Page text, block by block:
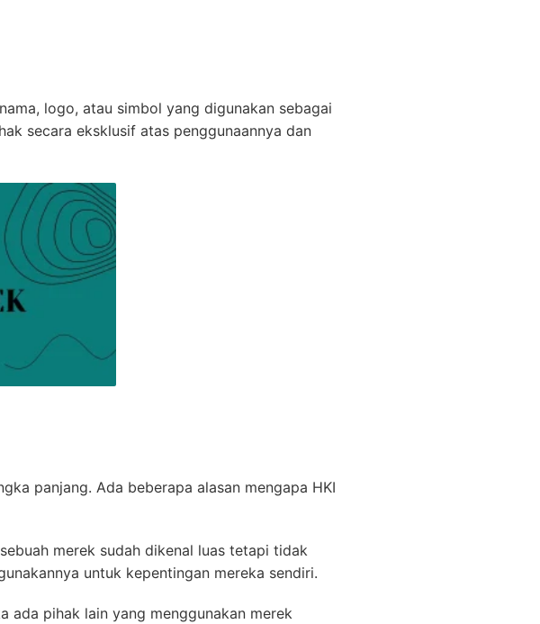
logo, atau simbol yang digunakan sebagai
secara eksklusif atas penggunaannya dan
panjang. Ada beberapa alasan mengapa HKI
merek sudah dikenal luas tetapi tidak
untuk kepentingan mereka sendiri.
ada pihak lain yang menggunakan merek